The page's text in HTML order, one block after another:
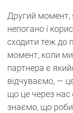
Другий момент,
непогано і
сходити теж до
момент, коли
партнера є
відчуваємо, —
що це через нас
знаємо, що